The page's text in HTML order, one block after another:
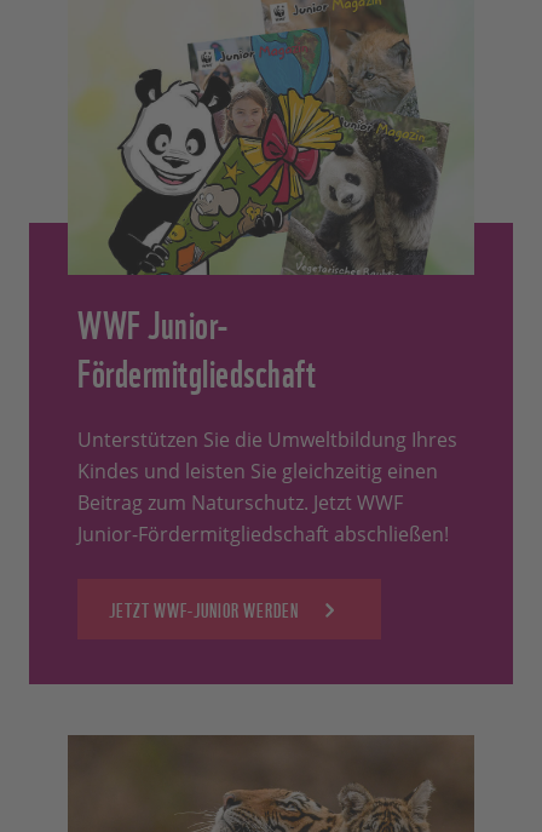
WWF Junior-
Fördermitgliedschaft
Unterstützen Sie die Umweltbildung Ihres
Kindes und leisten Sie gleichzeitig einen
Beitrag zum Naturschutz. Jetzt WWF
Junior-Fördermitgliedschaft abschließen!
JETZT WWF-JUNIOR WERDEN